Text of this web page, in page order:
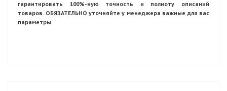
гарантировать 100%-ную точность и полноту описаний
товаров. ОБЯЗАТЕЛЬНО уточняйте у менеджера важные для вас
параметры.